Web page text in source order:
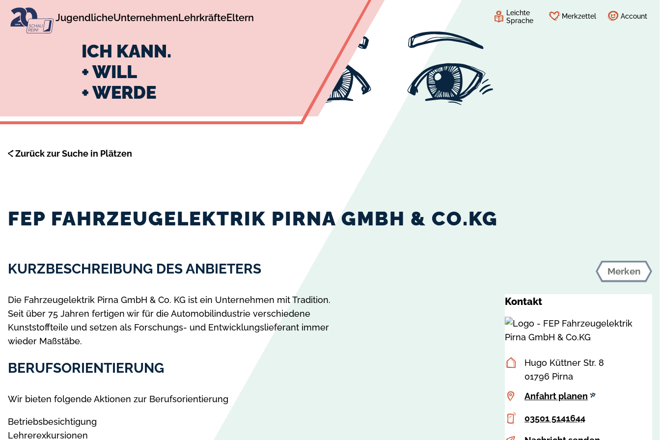
Navigation
zum
Inhalt
JugendlicheUnternehmenLehrkräfteEltern
Leichte
Sprache
Merkzettel Account
ICH KANN.
+ WILL
+ WERDE
Zurück zur Suche in Plätzen
FEP FAHRZEUGELEKTRIK PIRNA GMBH & CO.KG
KURZBESCHREIBUNG DES ANBIETERS
Die Fahrzeugelektrik Pirna GmbH & Co. KG ist ein Unternehmen mit Tradition.
Seit über 75 Jahren fertigen wir für die Automobilindustrie verschiedene
Kunststoffteile und setzen als Forschungs- und Entwicklungslieferant immer
wieder Maßstäbe.
BERUFSORIENTIERUNG
Wir bieten folgende Aktionen zur Berufsorientierung
Betriebsbesichtigung
Lehrerexkursionen
Merken
Kontakt
Postanschrift
Hugo Küttner Str. 8
01796 Pirna
Anfahrt
Anfahrt planen
Telefon
03501 5141644